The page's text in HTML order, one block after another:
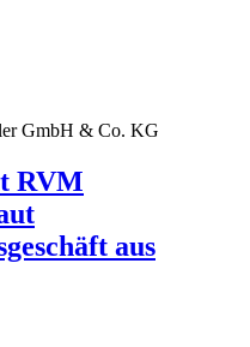
GmbH & Co. KG
RVM
aus